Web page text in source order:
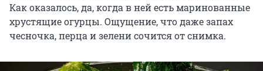
Как оказалось, да,когда в ней есть маринованные
хрустящие огурцы. Ощущение, что даже запах
чесночка, перца и зелени сочится от снимка.